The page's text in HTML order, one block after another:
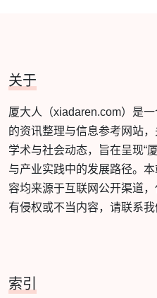
关于
厦大人（xiadaren.com）是
的资讯整理与信息参考网站
学术与社会动态，旨在呈现“
与产业实践中的发展路径。
容均来源于互联网公开渠道
有侵权或不当内容，请联系我
索引